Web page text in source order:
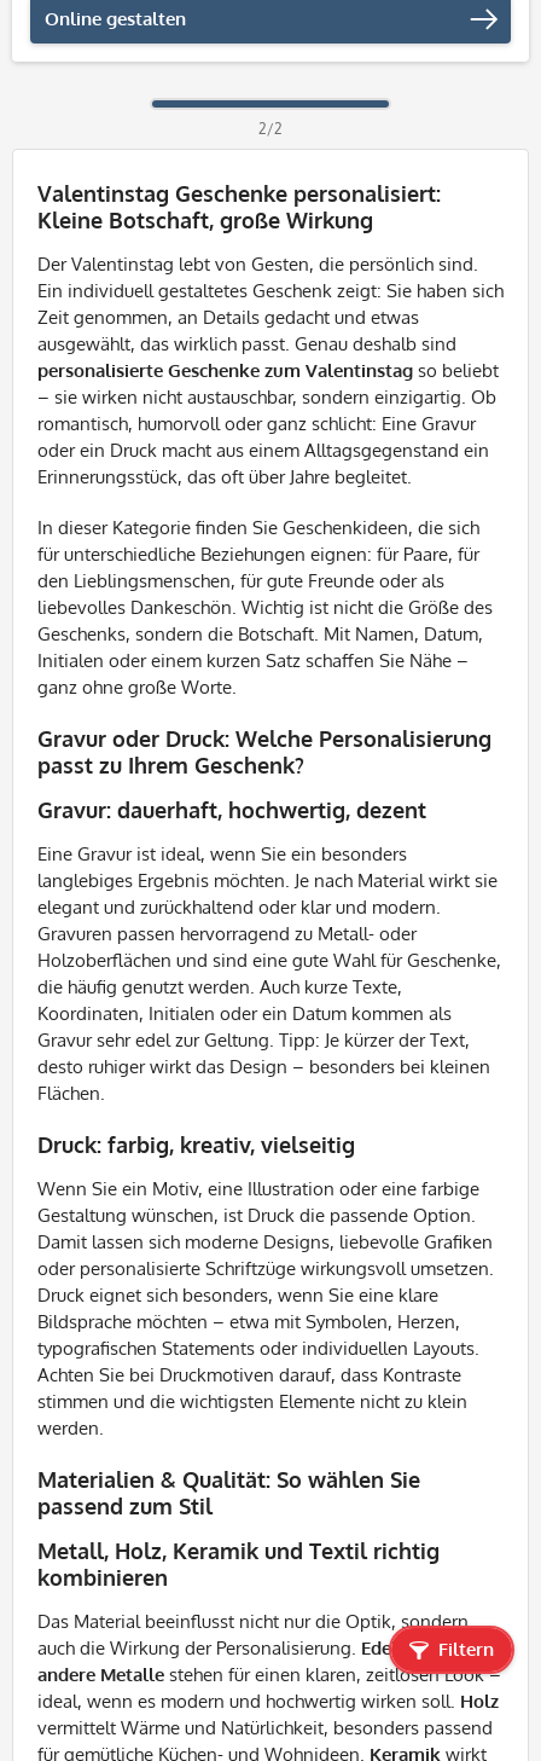
Filtern
Online gestalten
2/2
Valentinstag Geschenke personalisiert:
Kleine Botschaft, große Wirkung
Der Valentinstag lebt von Gesten, die persönlich sind.
Ein individuell gestaltetes Geschenk zeigt: Sie haben sich
Zeit genommen, an Details gedacht und etwas
ausgewählt, das wirklich passt. Genau deshalb sind
personalisierte Geschenke zum Valentinstag so beliebt
– sie wirken nicht austauschbar, sondern einzigartig. Ob
romantisch, humorvoll oder ganz schlicht: Eine Gravur
oder ein Druck macht aus einem Alltagsgegenstand ein
Erinnerungsstück, das oft über Jahre begleitet.
In dieser Kategorie finden Sie Geschenkideen, die sich
für unterschiedliche Beziehungen eignen: für Paare, für
den Lieblingsmenschen, für gute Freunde oder als
liebevolles Dankeschön. Wichtig ist nicht die Größe des
Geschenks, sondern die Botschaft. Mit Namen, Datum,
Initialen oder einem kurzen Satz schaffen Sie Nähe –
ganz ohne große Worte.
Gravur oder Druck: Welche Personalisierung
passt zu Ihrem Geschenk?
Gravur: dauerhaft, hochwertig, dezent
Eine Gravur ist ideal, wenn Sie ein besonders
langlebiges Ergebnis möchten. Je nach Material wirkt sie
elegant und zurückhaltend oder klar und modern.
Gravuren passen hervorragend zu Metall- oder
Holzoberflächen und sind eine gute Wahl für Geschenke,
die häufig genutzt werden. Auch kurze Texte,
Koordinaten, Initialen oder ein Datum kommen als
Gravur sehr edel zur Geltung. Tipp: Je kürzer der Text,
desto ruhiger wirkt das Design – besonders bei kleinen
Flächen.
Druck: farbig, kreativ, vielseitig
Wenn Sie ein Motiv, eine Illustration oder eine farbige
Gestaltung wünschen, ist Druck die passende Option.
Damit lassen sich moderne Designs, liebevolle Grafiken
oder personalisierte Schriftzüge wirkungsvoll umsetzen.
Druck eignet sich besonders, wenn Sie eine klare
Bildsprache möchten – etwa mit Symbolen, Herzen,
typografischen Statements oder individuellen Layouts.
Achten Sie bei Druckmotiven darauf, dass Kontraste
stimmen und die wichtigsten Elemente nicht zu klein
werden.
Materialien & Qualität: So wählen Sie
passend zum Stil
Metall, Holz, Keramik und Textil richtig
kombinieren
Das Material beeinflusst nicht nur die Optik, sondern
auch die Wirkung der Personalisierung. Edelstahl und
andere Metalle stehen für einen klaren, zeitlosen Look –
ideal, wenn es modern und hochwertig wirken soll. Holz
vermittelt Wärme und Natürlichkeit, besonders passend
für gemütliche Küchen- und Wohnideen. Keramik wirkt